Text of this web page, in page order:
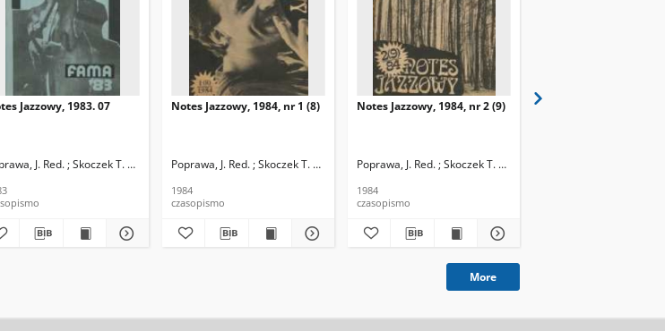
Jazzowy, 1983. 07
J. Red. ; Skoczek T. Red.
Notes Jazzowy, 1984, nr 1 (8)
Poprawa, J. Red. ; Skoczek T. Red.
1984
czasopismo
Notes Jazzowy, 1984, nr 2 (9)
Poprawa, J. Red. ; Skoczek T. Red.
1984
czasopismo
More